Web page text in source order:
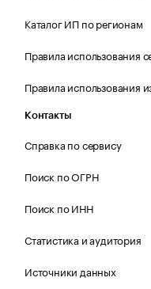
Каталог ИП по регионам
Правила использования
Правила использования
Контакты
Справка по сервису
Поиск по ОГРН
Поиск по ИНН
Статистика и аудитория
Источники данных